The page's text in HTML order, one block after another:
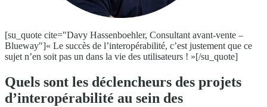
[su_quote cite="Davy Hassenboehler, Consultant avant-vente –
Blueway"]« Le succès de l’interopérabilité, c’est justement que ce
sujet n’en soit pas un dans la vie des utilisateurs ! »[/su_quote]
Quels sont les déclencheurs des projets
d’interopérabilité au sein des